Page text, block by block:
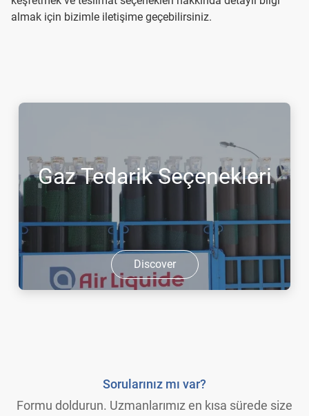
almak için bizimle iletişime geçebilirsiniz.
Gaz Tedarik Seçenekleri
Discover
Sorularınız mı var?
Formu doldurun. Uzmanlarımız en kısa sürede size